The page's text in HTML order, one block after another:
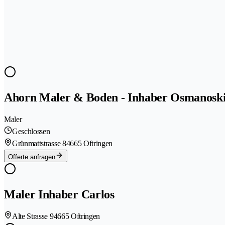
Ahorn Maler & Boden - Inhaber
Maler
Geschlossen
Grünmattstrasse 84665 Oftringen
Offerte anfragen
Maler Inhaber Carlos
Alte Strasse 94665 Oftringen